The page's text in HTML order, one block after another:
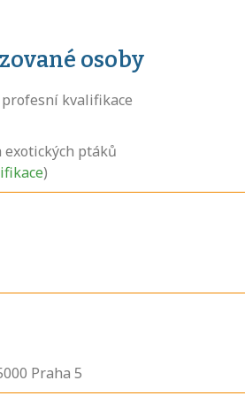
osoby
kvalifikace
ptáků
)
Praha 5